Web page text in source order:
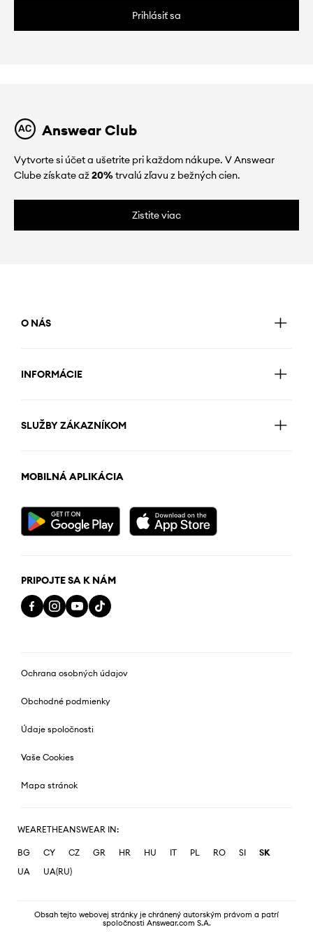
Prihlásiť sa
Answear Club
Vytvorte si účet a ušetrite pri každom nákupe. V Answear
Clube získate až20%trvalú zľavu z bežných cien.
Zistite viac
O NÁS
INFORMÁCIE
SLUŽBY ZÁKAZNÍKOM
MOBILNÁ APLIKÁCIA
PRIPOJTE SA K NÁM
Ochrana osobných údajov
Obchodné podmienky
Údaje spoločnosti
Vaše Cookies
Mapa stránok
WEARETHEANSWEAR IN:
BG CY CZ GR HR HU IT PL RO SI
SK
UA
UA(RU)
Obsah tejto webovej stránky je chránený autorským právom a patrí
spoločnosti Answear.com S.A.